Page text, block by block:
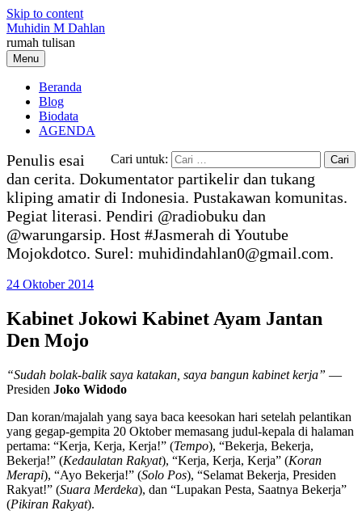
Skip to content
Muhidin M Dahlan
rumah tulisan
Menu
Beranda
Blog
Biodata
AGENDA
Cari untuk:
Penulis esai
dan cerita. Dokumentator partikelir dan tukang
kliping amatir di Indonesia. Pustakawan komunitas.
Pegiat literasi. Pendiri @radiobuku dan
@warungarsip. Host #Jasmerah di Youtube
Mojokdotco. Surel: muhidindahlan0@gmail.com.
24 Oktober 2014
Kabinet Jokowi Kabinet Ayam Jantan
Den Mojo
“Sudah bolak-balik saya katakan, saya bangun kabinet kerja” —
Presiden Joko Widodo
Dan koran/majalah yang saya baca keesokan hari setelah pelantikan
yang gegap-gempita 20 Oktober memasang judul-kepala di halaman
pertama: “Kerja, Kerja, Kerja!” (Tempo), “Bekerja, Bekerja,
Bekerja!” (Kedaulatan Rakyat), “Kerja, Kerja, Kerja” (Koran
Merapi), “Ayo Bekerja!” (Solo Pos), “Selamat Bekerja, Presiden
Rakyat!” (Suara Merdeka), dan “Lupakan Pesta, Saatnya Bekerja”
(Pikiran Rakyat).